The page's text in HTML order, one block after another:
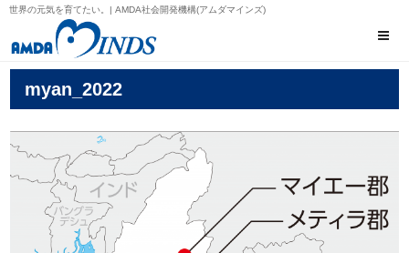
世界の元気を育てたい。| AMDA社会開発機構(アムダマインズ)
myan_2022